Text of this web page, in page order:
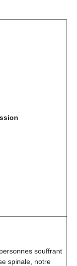
souffrant
spinale, notre